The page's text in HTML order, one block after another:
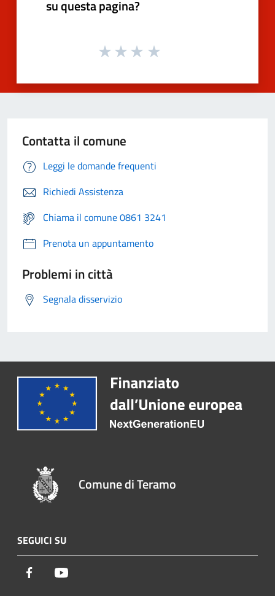
su questa pagina?
Contatta il comune
Leggi le domande frequenti
Richiedi Assistenza
Chiama il comune 0861 3241
Prenota un appuntamento
Problemi in città
Segnala disservizio
Comune di Teramo
SEGUICI SU
Facebook